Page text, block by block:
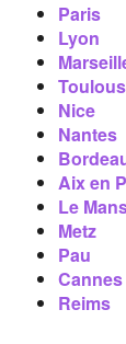
Paris
Lyon
Nice
Nantes
Aix en
Le
Metz
Pau
Cannes
Reims